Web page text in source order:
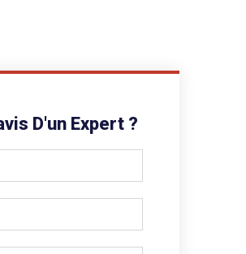
D'un Expert ?